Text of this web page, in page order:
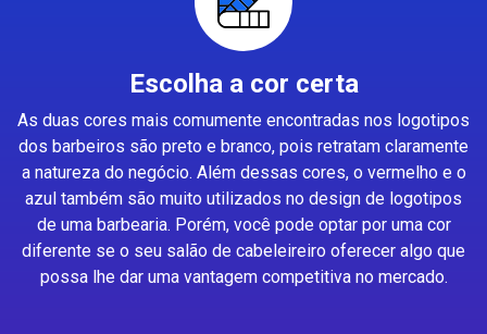
Escolha a cor certa
As duas cores mais comumente encontradas nos logotipos
dos barbeiros são preto e branco, pois retratam claramente
a natureza do negócio. Além dessas cores, o vermelho e o
azul também são muito utilizados no design de logotipos
de uma barbearia. Porém, você pode optar por uma cor
diferente se o seu salão de cabeleireiro oferecer algo que
possa lhe dar uma vantagem competitiva no mercado.